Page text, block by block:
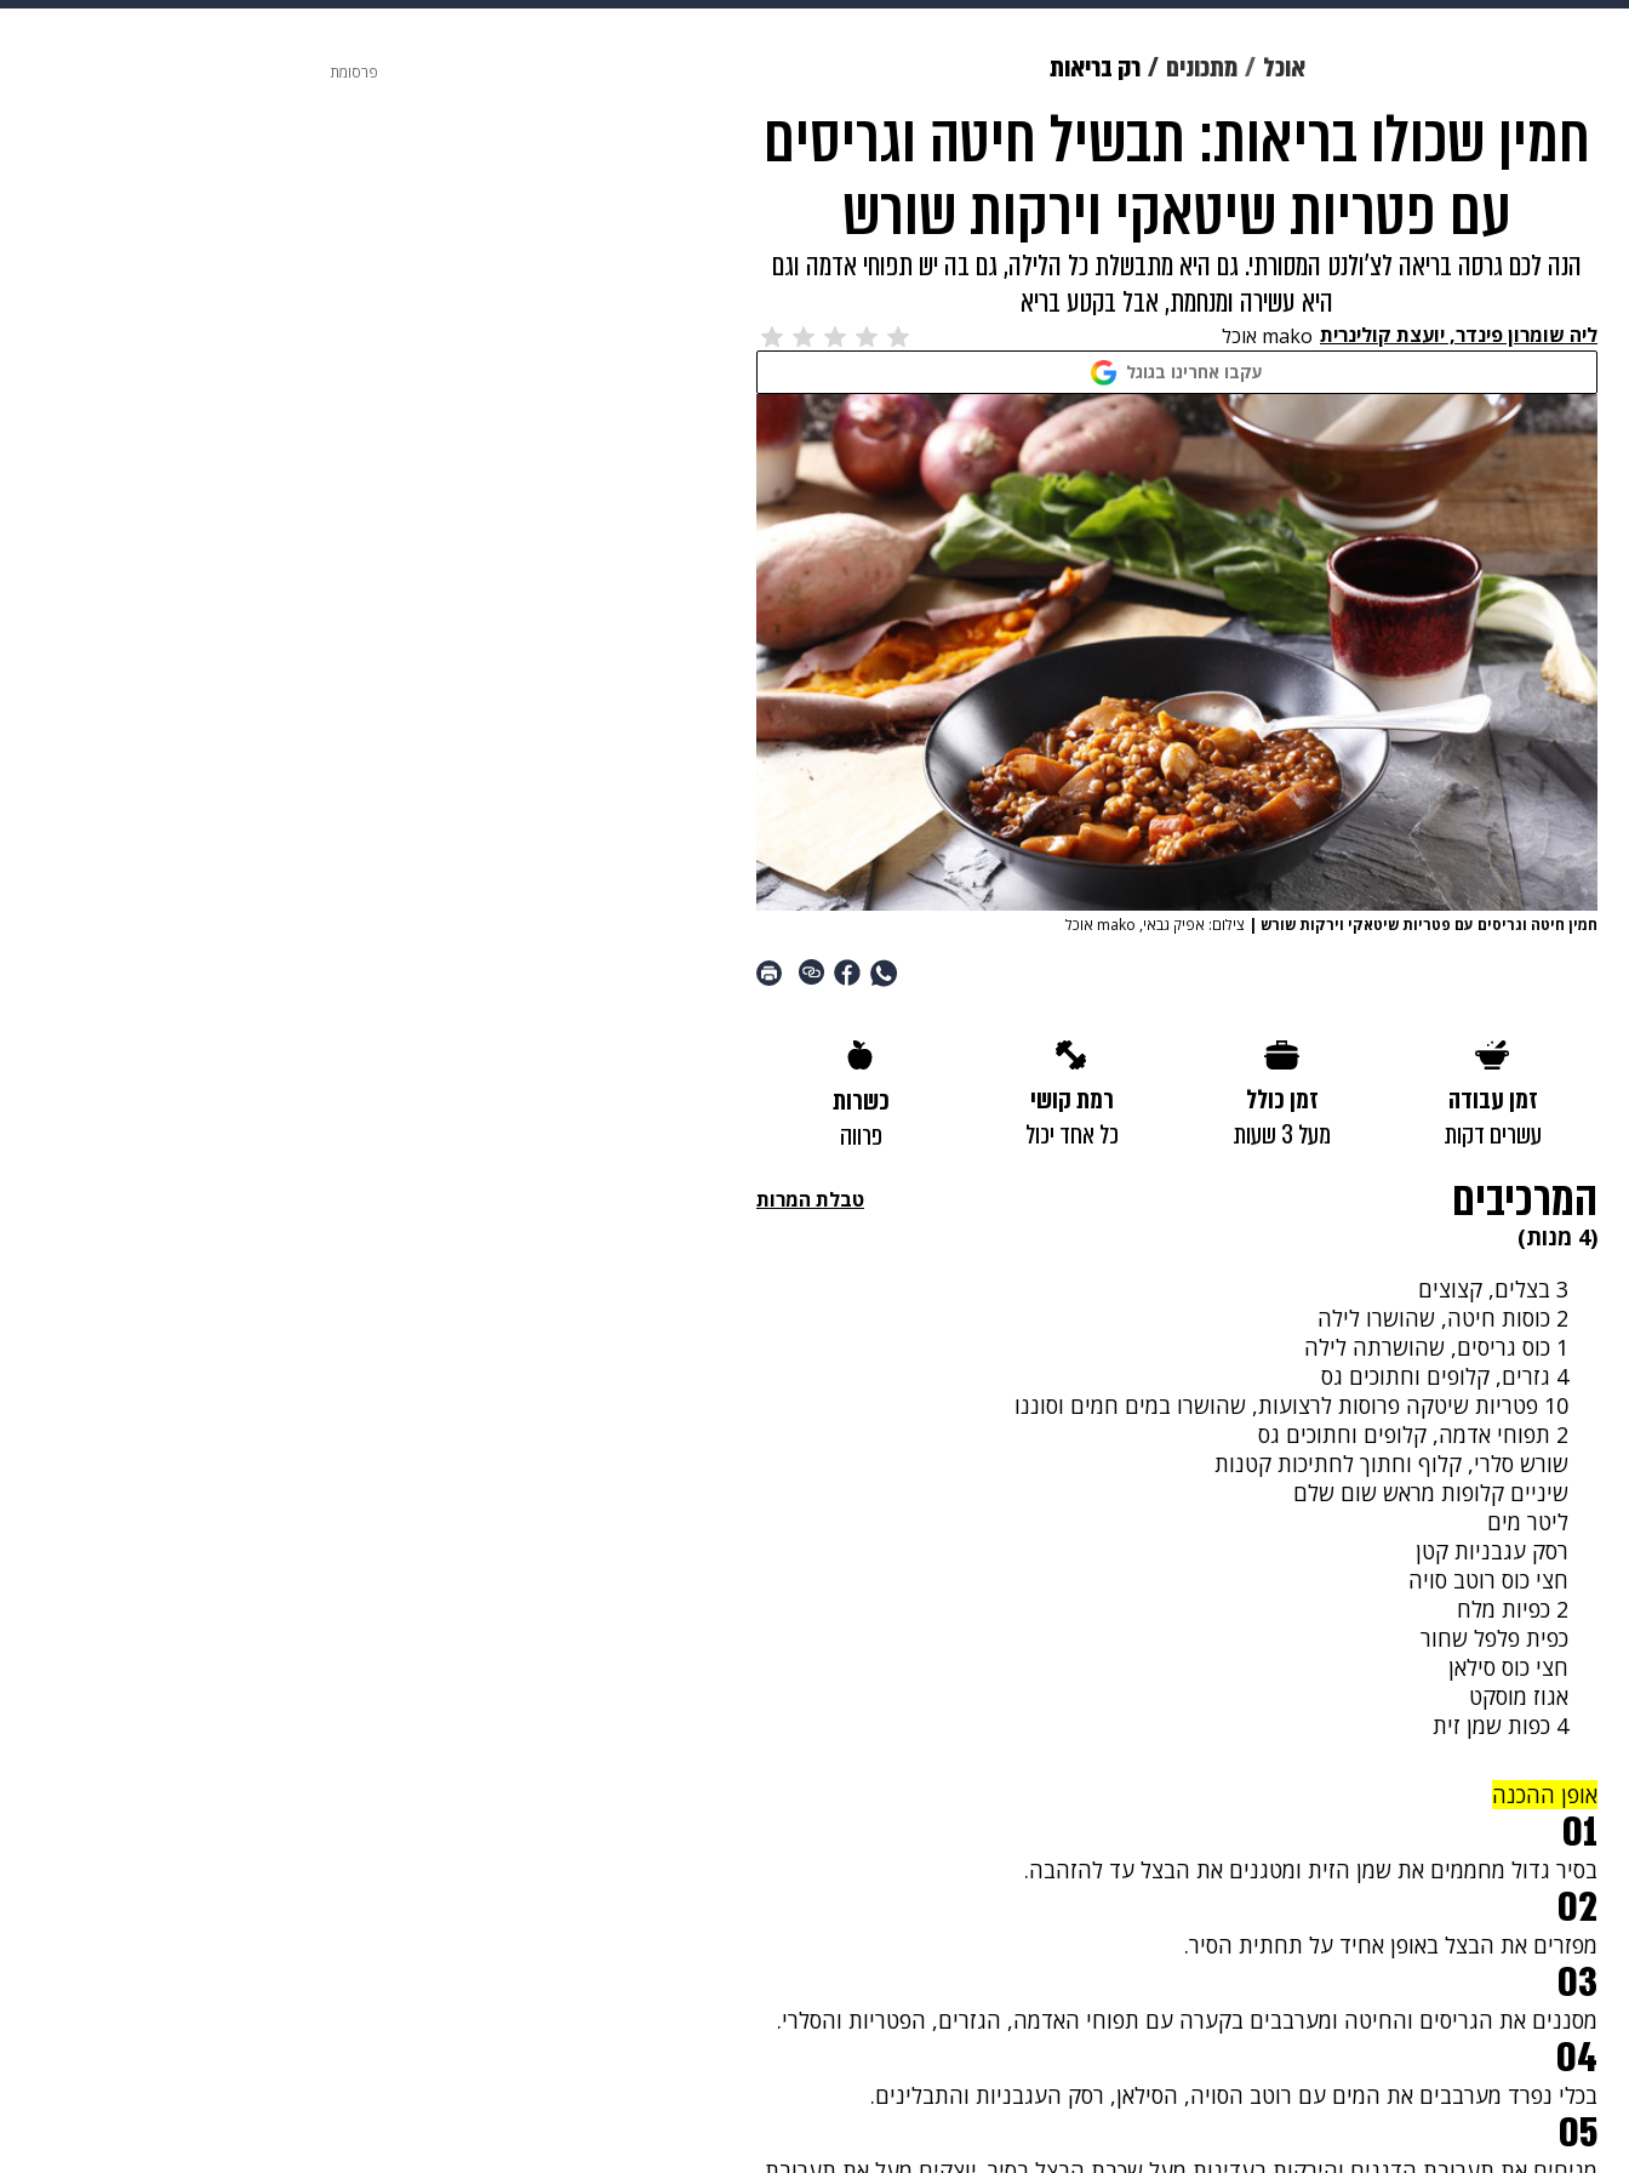
תרבות צבא וביטחון makoZ
דיגיטל גאווה ויוה משפט תשעה חודשים מתכונים פרויקטים מיוחדים
אוכל מתכונים רק בריאות
חמין שכולו בריאות: תבשיל חיטה וגריסים
עם פטריות שיטאקי וירקות שורש
הנה לכם גרסה בריאה לצ'ולנט המסורתי. גם היא מתבשלת כל הלילה, גם בה יש תפוחי אדמה וגם
היא עשירה ומנחמת, אבל בקטע בריא
ליה שומרון פינדר, יועצת קולינרית mako אוכל
עקבו אחרינו בגוגל
חמין חיטה וגריסים עם פטריות שיטאקי וירקות שורש | צילום: אפיק גבאי, mako אוכל
זמן עבודה
עשרים דקות
זמן כולל
מעל 3 שעות
רמת קושי
כל אחד יכול
כשרות
פרווה
המרכיבים טבלת המרות
(4 מנות)
3 בצלים, קצוצים
2 כוסות חיטה, שהושרו לילה
1 כוס גריסים, שהושרתה לילה
4 גזרים, קלופים וחתוכים גס
10 פטריות שיטקה פרוסות לרצועות, שהושרו במים חמים וסוננו
2 תפוחי אדמה, קלופים וחתוכים גס
שורש סלרי, קלוף וחתוך לחתיכות קטנות
שיניים קלופות מראש שום שלם
ליטר מים
רסק עגבניות קטן
חצי כוס רוטב סויה
2 כפיות מלח
כפית פלפל שחור
חצי כוס סילאן
אגוז מוסקט
4 כפות שמן זית
אופן ההכנה
01
בסיר גדול מחממים את שמן הזית ומטגנים את הבצל עד להזהבה.
02
מפזרים את הבצל באופן אחיד על תחתית הסיר.
03
מסננים את הגריסים והחיטה ומערבבים בקערה עם תפוחי האדמה, הגזרים, הפטריות והסלרי.
04
בכלי נפרד מערבבים את המים עם רוטב הסויה, הסילאן, רסק העגבניות והתבלינים.
05
פרסומת